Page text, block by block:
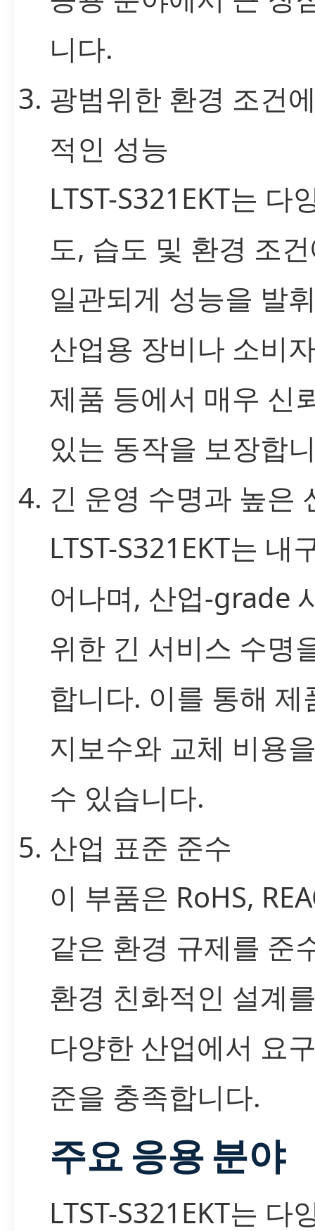
니다.
광범위한 환경 조건
적인 성능
LTST-S321EKT는 다
도, 습도 및 환경 조
일관되게 성능을 발
산업용 장비나 소비
제품 등에서 매우 신
있는 동작을 보장합
긴 운영 수명과 높은
LTST-S321EKT는 내
어나며, 산업-grade
위한 긴 서비스 수명
합니다. 이를 통해 제
지보수와 교체 비용
수 있습니다.
산업 표준 준수
이 부품은 RoHS,
같은 환경 규제를 준
환경 친화적인 설계
다양한 산업에서 요
준을 충족합니다.
주요 응용 분야
LTST-S321EKT는 다